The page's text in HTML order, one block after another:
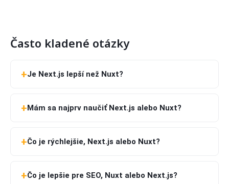
Často kladené otázky
Je Next.js lepší než Nuxt?
Mám sa najprv naučiť Next.js alebo Nuxt?
Čo je rýchlejšie, Next.js alebo Nuxt?
Čo je lepšie pre SEO, Nuxt alebo Next.js?